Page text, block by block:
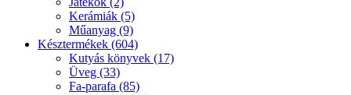
Kerámiák (5)
Műanyag (9)
Késztermékek (604)
Kutyás könyvek (17)
Üveg (33)
Fa-parafa (85)